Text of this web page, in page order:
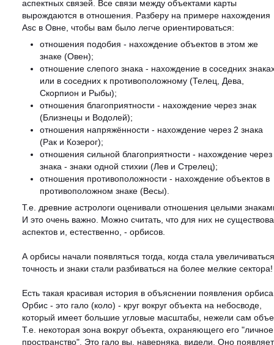
аспектных связей. Все связи между объектами карты
вырождаются в отношения. Разберу на примере нахождения
Asc в Овне, чтобы вам было легче ориентироваться:
отношения подобия - нахождение объектов в этом же
знаке (Овен);
отношение слепого знака - нахождение в соседних
или в соседних к противоположному (Телец, Дева,
Скорпион и Рыбы);
отношения благоприятности - нахождение через знак
(Близнецы и Водолей);
отношения напряжённости - нахождение через 2 знака
(Рак и Козерог);
отношения сильной благоприятности - нахождение через
знака - знаки одной стихии (Лев и Стрелец);
отношения противоположности - нахождение объектов в
противоположном знаке (Весы).
Т.е. древние астрологи оценивали отношения целыми
И это очень важно. Можно считать, что для них не
аспектов и, естественно, - орбисов.
А орбисы начали появляться тогда, когда стала увеличиваться
точность и знаки стали разбиваться на более мелкие сектора!
Есть такая красивая история в объяснении появления
Орбис - это гало (коло) - круг вокруг объекта на небосводе,
который имеет большие угловые масштабы, нежели сам
Т.е. некоторая зона вокруг объекта, охраняющего его "личное
пространство". Это гало вы, наверняка, видели. Оно